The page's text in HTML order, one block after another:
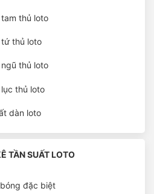
thủ loto
thủ loto
thủ loto
thủ loto
dàn loto
TẦN SUẤT LOTO
đặc biệt